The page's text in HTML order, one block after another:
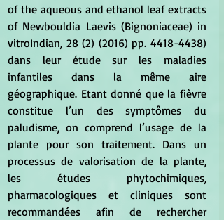
of the aqueous and ethanol leaf extracts
of Newbouldia Laevis (Bignoniaceae) in
vitroIndian, 28 (2) (2016) pp. 4418-4438)
dans leur étude sur les maladies
infantiles dans la même aire
géographique. Etant donné que la fièvre
constitue l’un des symptômes du
paludisme, on comprend l’usage de la
plante pour son traitement. Dans un
processus de valorisation de la plante,
les études phytochimiques,
pharmacologiques et cliniques sont
recommandées afin de rechercher